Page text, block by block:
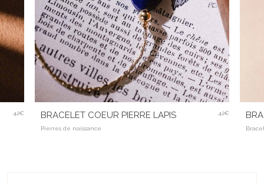
42€ BRACELET COEUR PIERRE LAPIS
Pierres de naissance
42€